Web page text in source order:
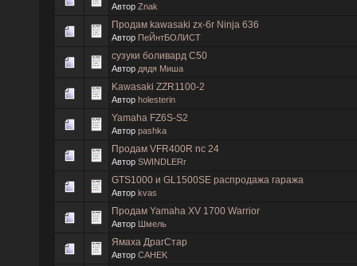
Автор Znak
Продам kawasaki zx-6r Ninja 636
Автор ПеЙнтБОЛИСТ
сузуки боливард С50
Автор дядя Миша
Kawasaki ZZR1100-2
Автор holesterin
Yamaha FZ6S-S2
Автор pashka
Продам VFR400R nc 24
Автор SWINDLERr
GTS1000 и GL1500SE распродажа гаража
Автор kvas
Продам Yamaha XV 1700 Warrior
Автор Шмель
Ямаха ДрагСтар
Автор CAHEK